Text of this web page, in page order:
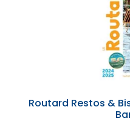
Routard Restos &